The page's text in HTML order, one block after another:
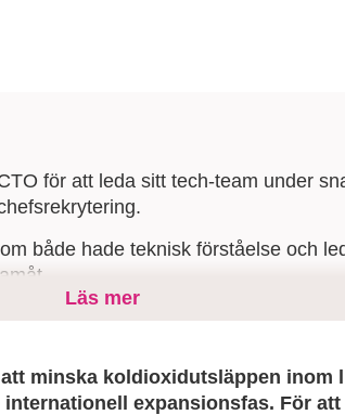
för att leda sitt tech-team under
både hade teknisk förståelse och
vilket ledde till att en
Läs mer
minska koldioxidutsläppen inom
expansionsfas. För